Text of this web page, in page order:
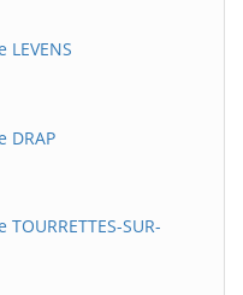
DRAP
SUR-